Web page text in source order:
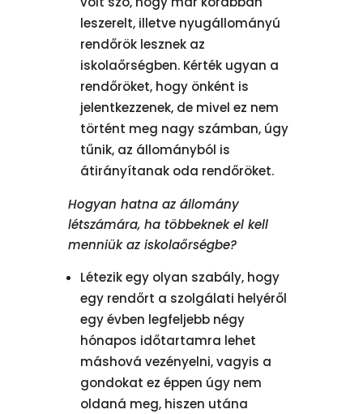
leszerelt, illetve nyugállományú
rendőrök lesznek az
iskolaőrségben. Kérték ugyan a
rendőröket, hogy önként is
jelentkezzenek, de mivel ez nem
történt meg nagy számban, úgy
tűnik, az állományból is
átirányítanak oda rendőröket.
Hogyan hatna az állomány
létszámára, ha többeknek el kell
menniük az iskolaőrségbe?
Létezik egy olyan szabály, hogy
egy rendőrt a szolgálati helyéről
egy évben legfeljebb négy
hónapos időtartamra lehet
máshová vezényelni, vagyis a
gondokat ez éppen úgy nem
oldaná meg, hiszen utána